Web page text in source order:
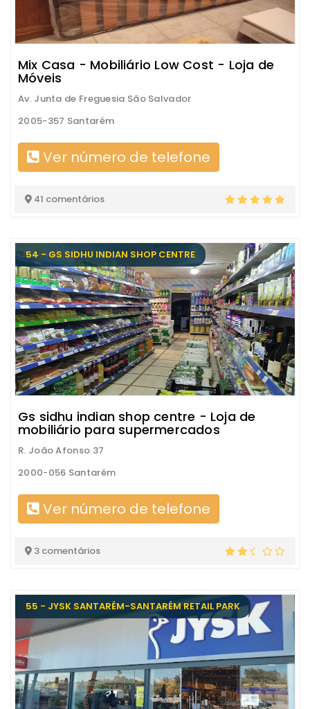
Mix Casa - Mobiliário Low Cost - Loja de
Móveis
Av. Junta de Freguesia São Salvador
2005-357 Santarém
Ver número de telefone
41 comentários
54 - GS SIDHU INDIAN SHOP CENTRE
Gs sidhu indian shop centre - Loja de
mobiliário para supermercados
R. João Afonso 37
2000-056 Santarém
Ver número de telefone
3 comentários
55 - JYSK SANTARÉM-SANTARÉM RETAIL PARK